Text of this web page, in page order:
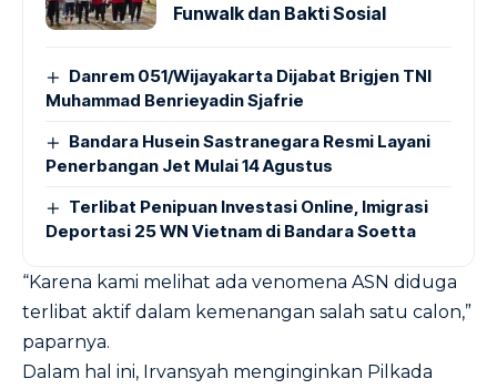
Funwalk dan Bakti Sosial
Danrem 051/Wijayakarta Dijabat Brigjen TNI
Muhammad Benrieyadin Sjafrie
Bandara Husein Sastranegara Resmi Layani
Penerbangan Jet Mulai 14 Agustus
Terlibat Penipuan Investasi Online, Imigrasi
Deportasi 25 WN Vietnam di Bandara Soetta
“Karena kami melihat ada venomena ASN diduga
terlibat aktif dalam kemenangan salah satu calon,”
paparnya.
Dalam hal ini, Irvansyah menginginkan Pilkada